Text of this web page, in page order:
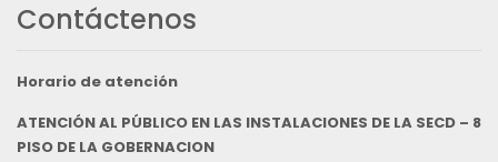
Contáctenos
Horario de atención
ATENCIÓN AL PÚBLICO EN LAS INSTALACIONES DE LA SECD – 8
PISO DE LA GOBERNACION